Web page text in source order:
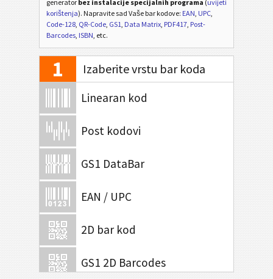
generator bez instalacije specijalnih programa (uvijeti
korištenja). Napravite sad Vaše bar kodove: EAN, UPC,
Code-128, QR-Code, GS1, Data Matrix, PDF417, Post-
Barcodes, ISBN, etc.
1 Izaberite vrstu bar koda
Linearan kod
Post kodovi
GS1 DataBar
EAN / UPC
2D bar kod
GS1 2D Barcodes